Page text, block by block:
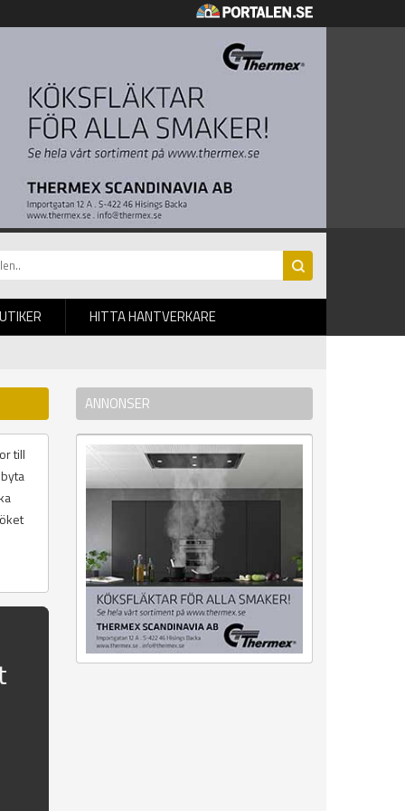
HITTA HANTVERKARE
till
ANNONSER